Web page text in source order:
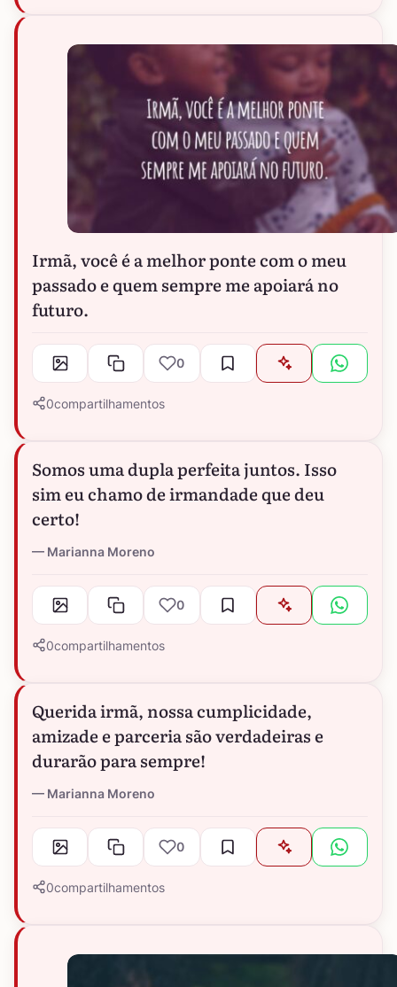
Irmã, você é a melhor ponte com o meu
passado e quem sempre me apoiará no
futuro.
0
0compartilhamentos
Somos uma dupla perfeita juntos. Isso
sim eu chamo de irmandade que deu
certo!
Marianna Moreno
0
0compartilhamentos
Querida irmã, nossa cumplicidade,
amizade e parceria são verdadeiras e
durarão para sempre!
Marianna Moreno
0
0compartilhamentos